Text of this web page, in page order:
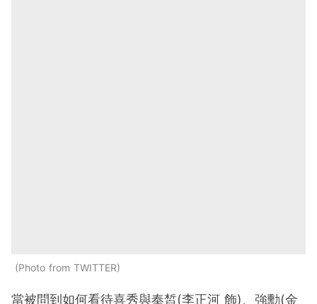
Photo from TWITTER
當被問到如何看待喜秀與奉皙(李正河 飾)、強勳(金